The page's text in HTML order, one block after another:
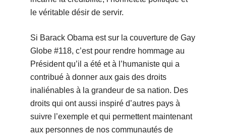
le véritable désir de servir.
Si Barack Obama est sur la couverture de Gay
Globe #118, c’est pour rendre hommage au
Président qu’il a été et à l’humaniste qui a
contribué à donner aux gais des droits
inaliénables à la grandeur de sa nation. Des
droits qui ont aussi inspiré d’autres pays à
suivre l’exemple et qui permettent maintenant
aux personnes de nos communautés de